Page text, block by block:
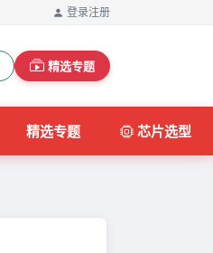
登录注册
精选专题
精选专题 芯片选型